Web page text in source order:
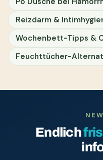
Reizdarm &
Wochenbett-Tipps &
Feuchttücher-
Endlich